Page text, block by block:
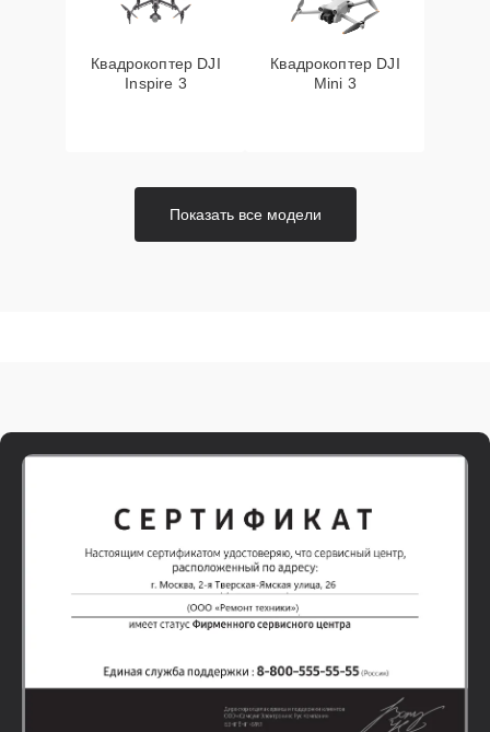
Квадрокоптер DJI
Inspire 3
Квадрокоптер DJI
Mini 3
Показать все модели